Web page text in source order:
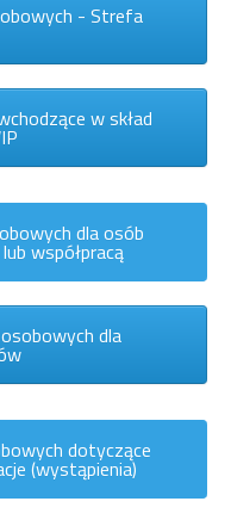
- Strefa
w skład
dla osób
współpracą
dla
dotyczące
(wystąpienia)